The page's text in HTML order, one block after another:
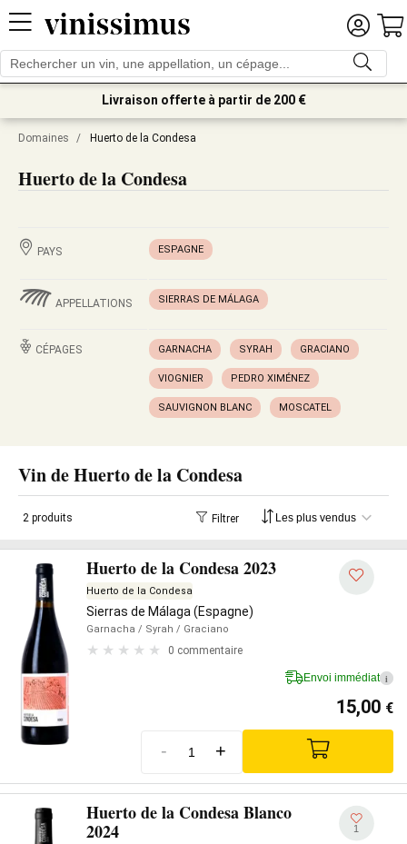
Livraison offerte à partir de 200 €
Domaines / Huerto de la Condesa
Huerto de la Condesa
PAYS ESPAGNE
APPELLATIONS SIERRAS DE MÁLAGA
CÉPAGES GARNACHA SYRAH GRACIANO
VIOGNIER PEDRO XIMÉNEZ
SAUVIGNON BLANC MOSCATEL
Vin de Huerto de la Condesa
2 produits Filtrer
Huerto de la Condesa 2023
Huerto de la Condesa
Sierras de Málaga (Espagne)
Garnacha / Syrah / Graciano
0 commentaire
Envoi immédiat i
15,00 €
- +
Huerto de la Condesa Blanco
2024
1